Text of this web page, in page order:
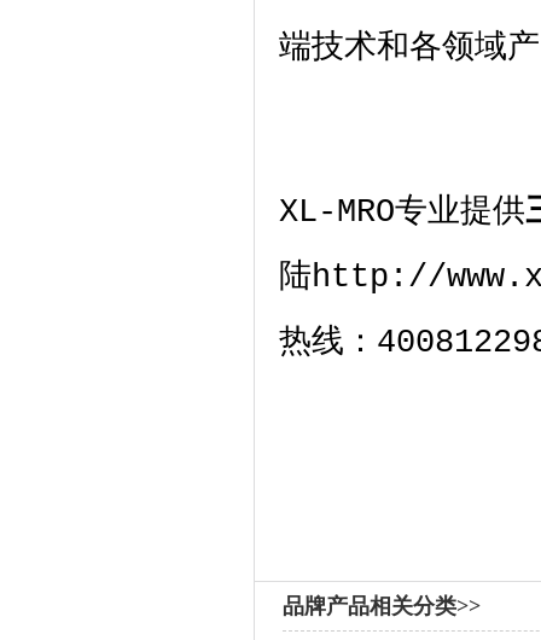
端技术和各领域
XL-MRO专业提供
陆http://
热线：
品牌产品相关分类>>